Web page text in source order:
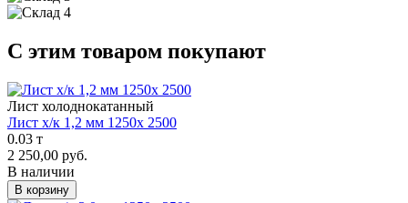
С этим товаром покупают
Лист холоднокатанный
Лист х/к 1,2 мм 1250х 2500
0.03 т
2 250,00 руб.
В наличии
В корзину